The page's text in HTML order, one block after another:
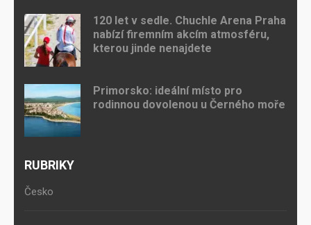
120 let v sedle. Chuchle Arena Praha
nabízí firemním akcím atmosféru,
kterou jinde nenajdete
Primorsko: ideální místo pro
rodinnou dovolenou u Černého moře
RUBRIKY
Česko